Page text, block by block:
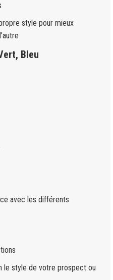
style pour mieux
Bleu
avec les différents
le style de votre prospect ou